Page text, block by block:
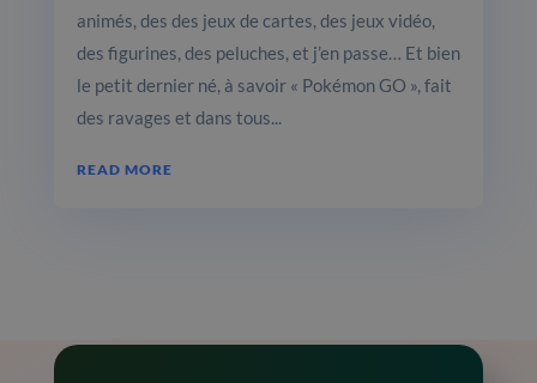
animés, des des jeux de cartes, des jeux vidéo,
des figurines, des peluches, et j’en passe… Et bien
le petit dernier né, à savoir « Pokémon GO », fait
des ravages et dans tous...
READ MORE